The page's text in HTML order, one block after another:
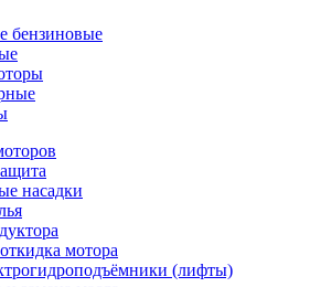
бензиновые
насадки
мотора
(лифты)